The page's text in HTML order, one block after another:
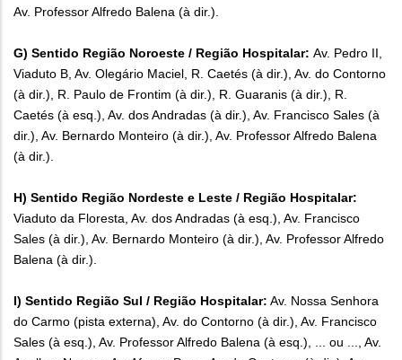
Av. Professor Alfredo Balena (à dir.).
G) Sentido Região Noroeste / Região Hospitalar: Av. Pedro II,
Viaduto B, Av. Olegário Maciel, R. Caetés (à dir.), Av. do Contorno
(à dir.), R. Paulo de Frontim (à dir.), R. Guaranis (à dir.), R.
Caetés (à esq.), Av. dos Andradas (à dir.), Av. Francisco Sales (à
dir.), Av. Bernardo Monteiro (à dir.), Av. Professor Alfredo Balena
(à dir.).
H) Sentido Região Nordeste e Leste / Região Hospitalar:
Viaduto da Floresta, Av. dos Andradas (à esq.), Av. Francisco
Sales (à dir.), Av. Bernardo Monteiro (à dir.), Av. Professor Alfredo
Balena (à dir.).
I) Sentido Região Sul / Região Hospitalar: Av. Nossa Senhora
do Carmo (pista externa), Av. do Contorno (à dir.), Av. Francisco
Sales (à esq.), Av. Professor Alfredo Balena (à esq.), ... ou ..., Av.